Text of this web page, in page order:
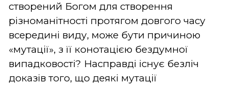
створений Богом для створення
різноманітності протягом довгого часу
всередині виду, може бути причиною
«мутації», з її конотацією бездумної
випадковості? Насправді існує безліч
доказів того, що деякі мутації